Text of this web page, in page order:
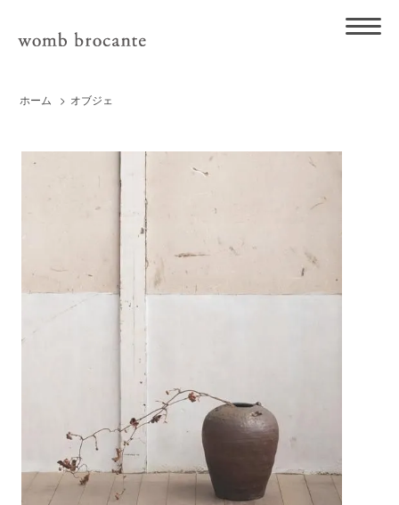
ホーム > オブジェ